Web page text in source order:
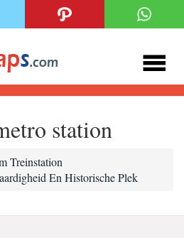
station
Treinstation
En Historische Plek